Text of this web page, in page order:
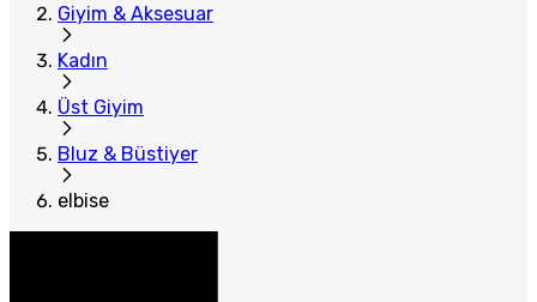
Giyim & Aksesuar
Kadın
Üst Giyim
Bluz & Büstiyer
elbise